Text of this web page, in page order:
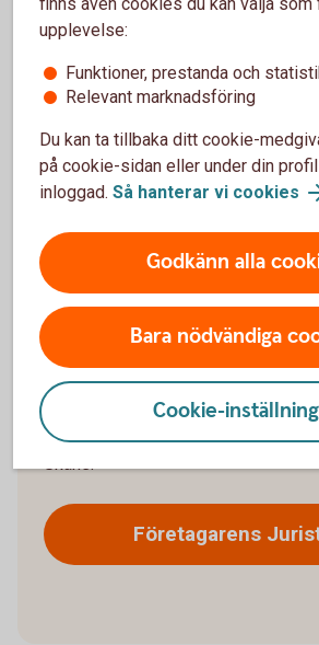
Juridisk hjälp när livet
Ska du skilja dig och driver företag?
samarbetspartner Företagarens
– oavsett om du vill få en överblick,
dokument eller boka rådgivning.
Gör en Livsbesiktning
vad du behöver
Skriv avtal och dokument själv
få 20 % rabatt
Boka jurist - välj telefon, online
Erbjudandet gäller dig som är kund i
Skåne.
Företagarens
upplevelse:
Funktioner, prestanda och
Relevant marknadsföring
Du kan ta tillbaka ditt cookie-
på cookie-sidan eller under din profil
inloggad. Så hanterar vi cookies
Godkänn alla
Bara nödvändiga
Cookie-